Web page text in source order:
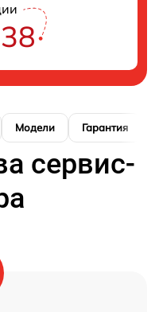
Модели Гарантия
сервис-